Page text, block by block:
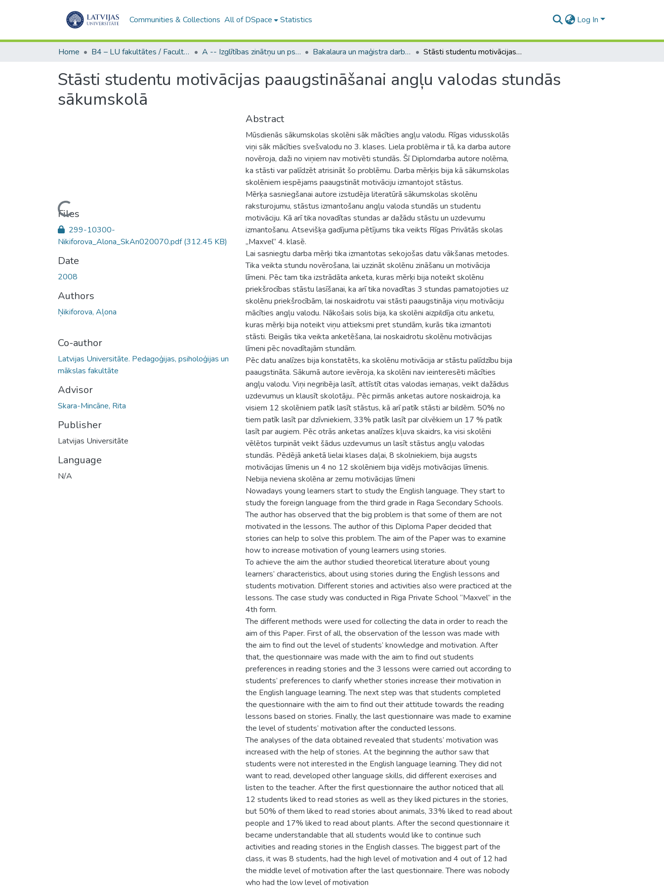
Communities & Collections All of DSpace Statistics Log In
Home B4 – LU fakultātes / Faculties of the UL A -- Izglītības zinātņu un psiholoģijas fakultāte / Faculty of Education Sciences and Psychology Bakalaura un maģistra darbi (PPMF) / Bachelor's and Master's theses Stāsti studentu motivācijas paaugstināšanai angļu valodas stundās sākumskolā
Stāsti studentu motivācijas paaugstināšanai angļu valodas stundās
sākumskolā
Loading...
Files
299-10300-
Nikiforova_Alona_SkAn020070.pdf(312.45 KB)
Date
2008
Authors
Ņikiforova, Aļona
Co-author
Latvijas Universitāte. Pedagoģijas, psiholoģijas un
mākslas fakultāte
Advisor
Skara-Mincāne, Rita
Publisher
Latvijas Universitāte
Language
N/A
Abstract
Mūsdienās sākumskolas skolēni sāk mācīties angļu valodu. Rīgas vidusskolās
viņi sāk mācīties svešvalodu no 3. klases. Liela problēma ir tā, ka darba autore
novēroja, daži no viņiem nav motivēti stundās. Šī Diplomdarba autore nolēma,
ka stāsti var palīdzēt atrisināt šo problēmu. Darba mērķis bija kā sākumskolas
skolēniem iespējams paaugstināt motivāciju izmantojot stāstus.
Mērķa sasniegšanai autore izstudēja literatūrā sākumskolas skolēnu
raksturojumu, stāstus izmantošanu angļu valoda stundās un studentu
motivāciju. Kā arī tika novadītas stundas ar dažādu stāstu un uzdevumu
izmantošanu. Atsevišķa gadījuma pētījums tika veikts Rīgas Privātās skolas
„Maxvel” 4. klasē.
Lai sasniegtu darba mērķi tika izmantotas sekojošas datu vākšanas metodes.
Tika veikta stundu novērošana, lai uzzināt skolēnu zināšanu un motivācija
līmeni. Pēc tam tika izstrādāta anketa, kuras mērķi bija noteikt skolēnu
priekšrocības stāstu lasīšanai, ka arī tika novadītas 3 stundas pamatojoties uz
skolēnu priekšrocībām, lai noskaidrotu vai stāsti paaugstināja viņu motivāciju
mācīties angļu valodu. Nākošais solis bija, ka skolēni aizpildīja citu anketu,
kuras mērķi bija noteikt viņu attieksmi pret stundām, kurās tika izmantoti
stāsti. Beigās tika veikta anketēšana, lai noskaidrotu skolēnu motivācijas
līmeni pēc novadītajām stundām.
Pēc datu analīzes bija konstatēts, ka skolēnu motivācija ar stāstu palīdzību bija
paaugstināta. Sākumā autore ievēroja, ka skolēni nav ieinteresēti mācīties
angļu valodu. Viņi negribēja lasīt, attīstīt citas valodas iemaņas, veikt dažādus
uzdevumus un klausīt skolotāju.. Pēc pirmās anketas autore noskaidroja, ka
visiem 12 skolēniem patīk lasīt stāstus, kā arī patīk stāsti ar bildēm. 50% no
tiem patīk lasīt par dzīvniekiem, 33% patīk lasīt par cilvēkiem un 17 % patīk
lasīt par augiem. Pēc otrās anketas analīzes kļuva skaidrs, ka visi skolēni
vēlētos turpināt veikt šādus uzdevumus un lasīt stāstus angļu valodas
stundās. Pēdējā anketā lielai klases daļai, 8 skolniekiem, bija augsts
motivācijas līmenis un 4 no 12 skolēniem bija vidējs motivācijas līmenis.
Nebija neviena skolēna ar zemu motivācijas līmeni
Nowadays young learners start to study the English language. They start to
study the foreign language from the third grade in Raga Secondary Schools.
The author has observed that the big problem is that some of them are not
motivated in the lessons. The author of this Diploma Paper decided that
stories can help to solve this problem. The aim of the Paper was to examine
how to increase motivation of young learners using stories.
To achieve the aim the author studied theoretical literature about young
learners’ characteristics, about using stories during the English lessons and
students motivation. Different stories and activities also were practiced at the
lessons. The case study was conducted in Riga Private School “Maxvel” in the
4th form.
The different methods were used for collecting the data in order to reach the
aim of this Paper. First of all, the observation of the lesson was made with
the aim to find out the level of students’ knowledge and motivation. After
that, the questionnaire was made with the aim to find out students
preferences in reading stories and the 3 lessons were carried out according to
students’ preferences to clarify whether stories increase their motivation in
the English language learning. The next step was that students completed
the questionnaire with the aim to find out their attitude towards the reading
lessons based on stories. Finally, the last questionnaire was made to examine
the level of students’ motivation after the conducted lessons.
The analyses of the data obtained revealed that students’ motivation was
increased with the help of stories. At the beginning the author saw that
students were not interested in the English language learning. They did not
want to read, developed other language skills, did different exercises and
listen to the teacher. After the first questionnaire the author noticed that all
12 students liked to read stories as well as they liked pictures in the stories,
but 50% of them liked to read stories about animals, 33% liked to read about
people and 17% liked to read about plants. After the second questionnaire it
became understandable that all students would like to continue such
activities and reading stories in the English classes. The biggest part of the
class, it was 8 students, had the high level of motivation and 4 out of 12 had
the middle level of motivation after the last questionnaire. There was nobody
who had the low level of motivation